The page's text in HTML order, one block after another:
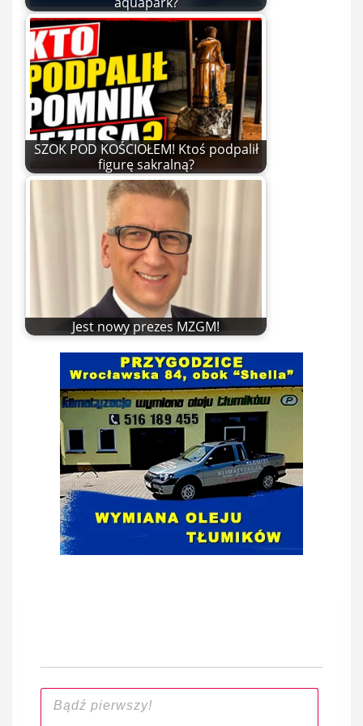
SZOK POD KOŚCIOŁEM! Ktoś podpalił
figurę sakralną?
Jest nowy prezes MZGM!